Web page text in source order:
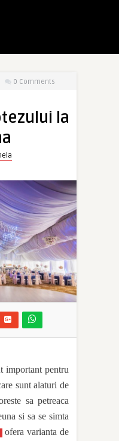
0 Comments
la
important pentru
sunt alaturi de
sa petreaca
si sa se simta
ofera varianta de